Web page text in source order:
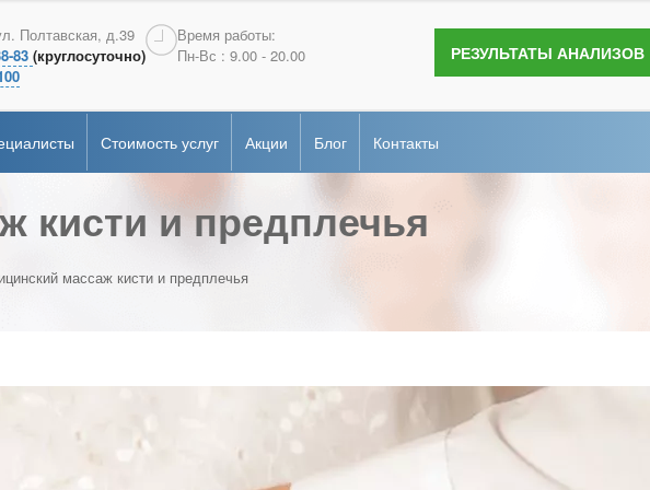
Полтавская, д.39
83 (круглосуточно)
Время работы:
Пн-Вс : 9.00 - 20.00
РЕЗУЛЬТАТЫ АНАЛИЗОВ
Эндоскопия
Стоимость услуг Акции Блог Контакты
диагностика
Андрология
Эндоскопия
кисти и предплечья
массаж кисти и предплечья